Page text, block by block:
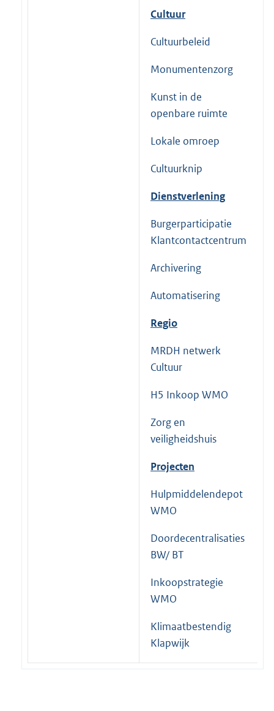
Cultuur
Cultuurbeleid
Monumentenzorg
Kunst in de
openbare ruimte
Lokale omroep
Cultuurknip
Dienstverlening
Burgerparticipatie
Klantcontactcentrum
Archivering
Automatisering
Regio
MRDH netwerk
Cultuur
H5 Inkoop WMO
Zorg en
veiligheidshuis
Projecten
Hulpmiddelendepot
WMO
Doordecentralisaties
BW/ BT
Inkoopstrategie
WMO
Klimaatbestendig
Klapwijk